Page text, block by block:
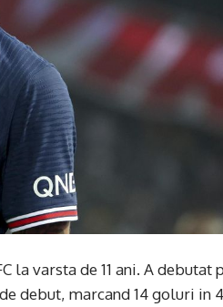
la varsta de 11 ani. A debutat
debut, marcand 14 goluri in